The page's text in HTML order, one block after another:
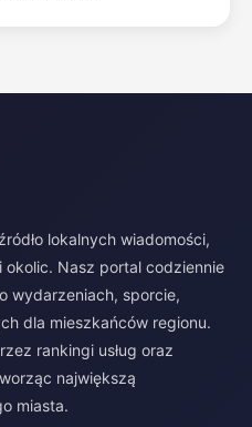
lokalnych wiadomości,
okolic. Nasz portal codziennie
wydarzeniach, sporcie,
dla mieszkańców regionu.
rankingi usług oraz
największą
miasta.